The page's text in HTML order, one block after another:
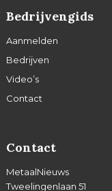
Bedrijvengids
Aanmelden
Bedrijven
Video’s
Contact
Contact
MetaalNieuws
Tweelingenlaan 51